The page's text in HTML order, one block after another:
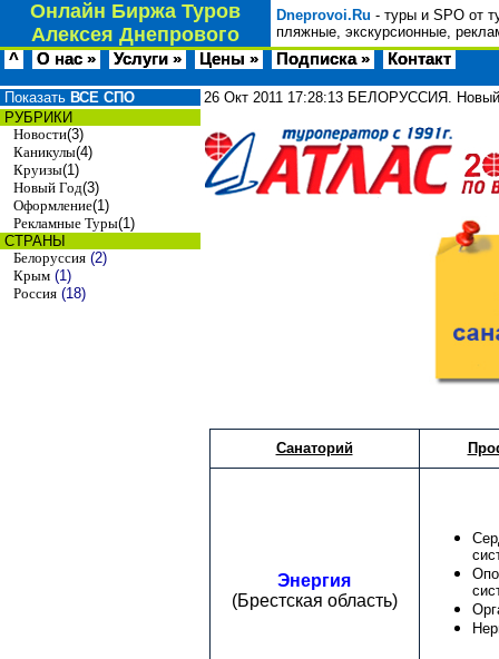
Онлайн Биржа Туров
Алексея Днепрового
Dneprovoi.Ru - туры и SPO от
пляжные, экскурсионные,
^ О нас » Услуги » Цены » Подписка » Контакт
Показать ВСЕ СПО
РУБРИКИ
Новости(3)
Каникулы(4)
Круизы(1)
Новый Год(3)
Оформление(1)
Рекламные Туры(1)
СТРАНЫ
Белоруссия (2)
Крым (1)
Россия (18)
26 Окт 2011 17:28:13 БЕЛОРУССИЯ. Новый
Санаторий
Энергия
(Брестская область)